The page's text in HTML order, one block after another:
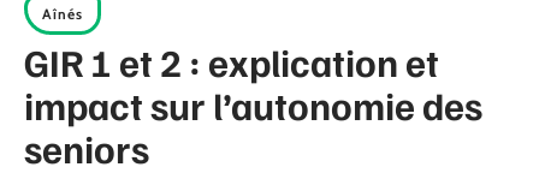
Aînés
GIR 1 et 2 : explication et
impact sur l’autonomie des
seniors